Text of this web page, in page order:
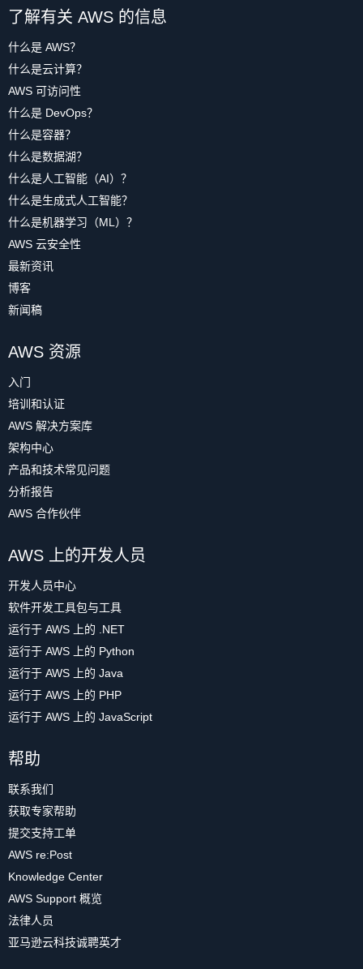
了解有关 AWS 的信息
什么是 AWS？
什么是云计算？
AWS 可访问性
什么是 DevOps？
什么是容器？
什么是数据湖？
什么是人工智能（AI）？
什么是生成式人工智能？
什么是机器学习（ML）？
AWS 云安全性
最新资讯
博客
新闻稿
AWS 资源
入门
培训和认证
AWS 解决方案库
架构中心
产品和技术常见问题
分析报告
AWS 合作伙伴
AWS 上的开发人员
开发人员中心
软件开发工具包与工具
运行于 AWS 上的 .NET
运行于 AWS 上的 Python
运行于 AWS 上的 Java
运行于 AWS 上的 PHP
运行于 AWS 上的 JavaScript
帮助
联系我们
获取专家帮助
提交支持工单
AWS re:Post
Knowledge Center
AWS Support 概览
法律人员
亚马逊云科技诚聘英才